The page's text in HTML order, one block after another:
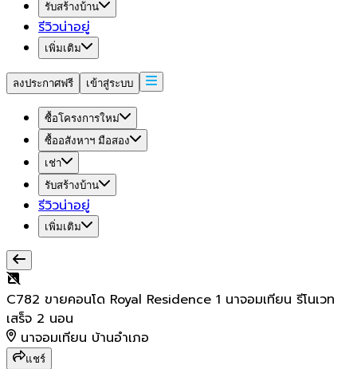
รับสร้างบ้าน
รีวิวน่าอยู่
เพิ่มเติม
ลงประกาศฟรี เข้าสู่ระบบ
ซื้อโครงการใหม่
ซื้ออสังหาฯ มือสอง
เช่า
รับสร้างบ้าน
รีวิวน่าอยู่
เพิ่มเติม
C782 ขายคอนโด Royal Residence 1 นาจอมเทียน รีโนเวท
เสร็จ 2 นอน
นาจอมเทียน บ้านอำเภอ
แชร์